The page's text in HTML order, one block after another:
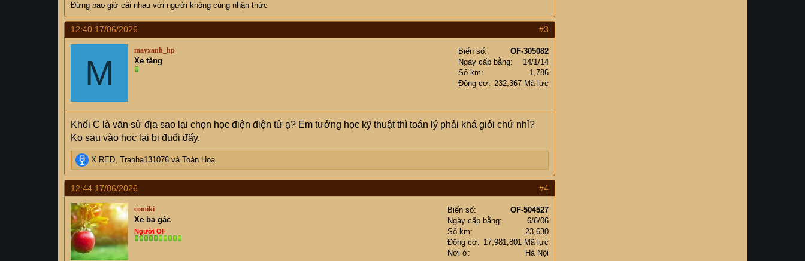
Đừng bao giờ cãi nhau với người không cùng nhận thức
12:40 17/06/2026 #3
M
mayxanh_hp
Xe tăng
Biển số
OF-305082
Ngày cấp bằng
14/1/14
Số km
1,786
Động cơ
232,367 Mã lực
Khối C là văn sử địa sao lại chọn học điện điện tử ạ? Em tưởng học kỹ thuật thì toán lý phải khá giỏi chứ nhỉ?
Ko sau vào học lại bị đuối đấy.
R
e
a
c
t
i
o
n
s
:
X.RED, Tranha131076 và Toàn Hoa
12:44 17/06/2026 #4
comiki
Xe ba gác
Người OF
Biển số
OF-504527
Ngày cấp bằng
6/6/06
Số km
23,630
Động cơ
17,981,801 Mã lực
Nơi ở
Hà Nội